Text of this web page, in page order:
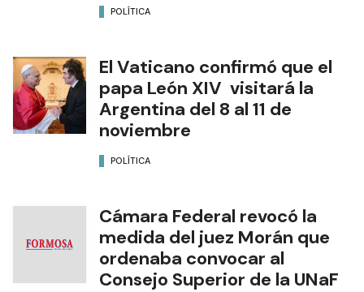
POLÍTICA
El Vaticano confirmó que el
papa León XIV visitará la
Argentina del 8 al 11 de
noviembre
POLÍTICA
Cámara Federal revocó la
medida del juez Morán que
ordenaba convocar al
Consejo Superior de la UNaF